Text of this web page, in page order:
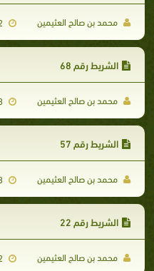
محمد بن صالح العثيمين
الشريط رقم 68
محمد بن صالح العثيمين 2007-11-23
الشريط رقم 57
محمد بن صالح العثيمين 2007-11-23
الشريط رقم 22
محمد بن صالح العثيمين